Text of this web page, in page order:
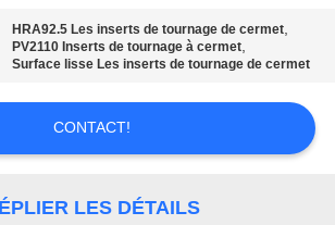
HRA92.5 Les inserts de tournage de cermet,
PV2110 Inserts de tournage à cermet,
Surface lisse Les inserts de tournage de cermet
CONTACT!
LES DÉTAILS